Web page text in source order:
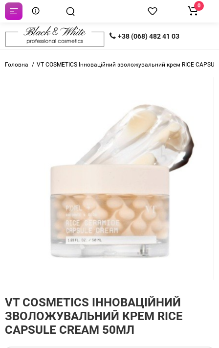
+38 (068) 482 41 03
0
Головна VT COSMETICS Інноваційний зволожувальний крем RICE
VT COSMETICS ІННОВАЦІЙНИЙ
ЗВОЛОЖУВАЛЬНИЙ КРЕМ RICE
CAPSULE CREAM 50МЛ